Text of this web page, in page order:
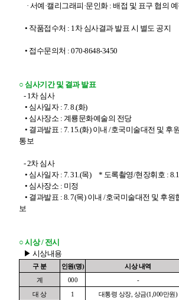
· 서예·캘리그래피·문인화 : 배접 및 표구 협의 예
• 작품접수처 : 1차 심사결과 발표 시 별도 공지
• 접수문의처 : 070-8648-3450
○ 심사기간 및 결과 발표
- 1차 심사
• 심사일자 : 7. 8.(화)
• 심사장소 : 계룡문화예술의 전당
• 결과발표 : 7. 15.(화) 이내 /호국미술대전 및 후
통보
- 2차 심사
• 심사일자 : 7. 31.(목) * 도록촬영/현장휘호 :
• 심사장소 : 미정
• 결과발표 : 8. 7(목) 이내 /호국미술대전 및 후원
보
○ 시상 / 전시
▶ 시상내용
구 분 인원(명) 시상 내역
계
000 -
대 상
1 대통령 상장, 상금(1,000만원)